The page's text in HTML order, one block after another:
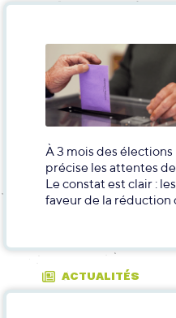
À 3 mois des
précise les attentes
Le constat est clair :
faveur de la réduction
ACTUALITÉS